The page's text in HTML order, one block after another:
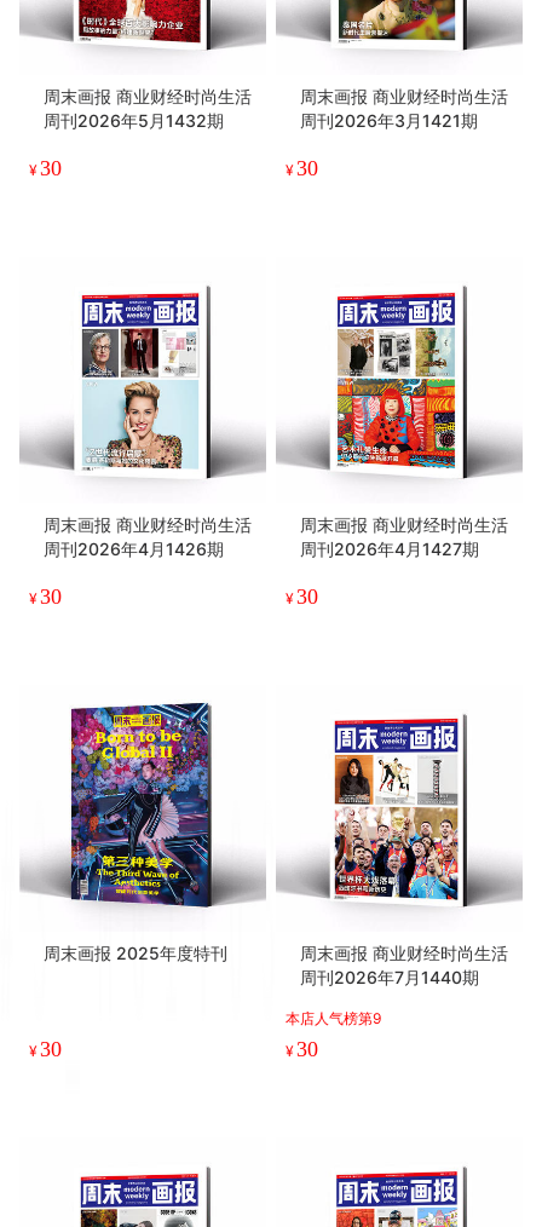
周末画报 商业财经时尚生活
周刊2026年5月1432期
¥30
周末画报 商业财经时尚生活
周刊2026年3月1421期
¥30
周末画报 商业财经时尚生活
周刊2026年4月1426期
¥30
周末画报 商业财经时尚生活
周刊2026年4月1427期
¥30
周末画报 2025年度特刊
¥30
周末画报 商业财经时尚生活
周刊2026年7月1440期
本店人气榜第9
¥30